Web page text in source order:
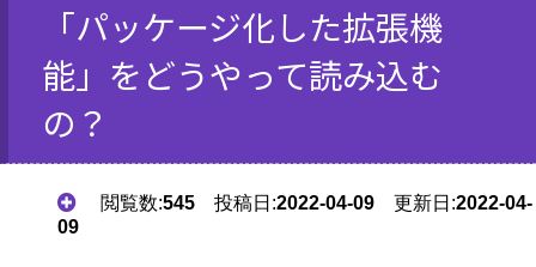
「パッケージ化した拡張機
能」をどうやって読み込む
の？
閲覧数:545 投稿日:2022-04-09 更新日:2022-04-
09